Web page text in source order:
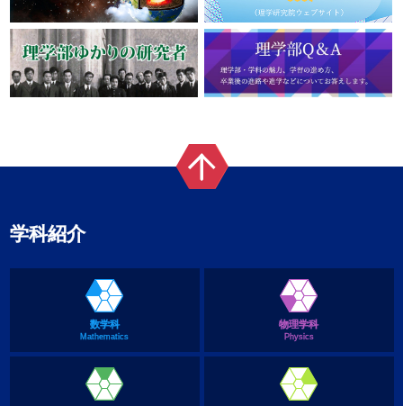
学科紹介
数学科
Mathematics
物理学科
Physics